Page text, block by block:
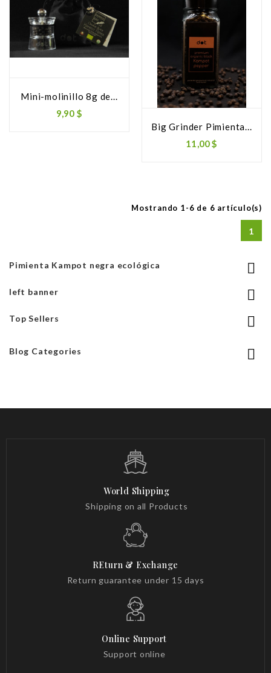
Mini-molinillo 8g de...
9,90 $
Big Grinder Pimienta...
11,00 $
Mostrando 1-6 de 6 artículo(s)
1
Pimienta Kampot negra ecológica 
left banner 
Top Sellers 
Blog Categories 
World Shipping
Shipping on all Products
REturn & Exchange
Return guarantee under 15 days
Online Support
Support online